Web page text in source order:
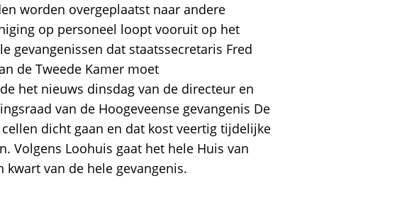
worden overgeplaatst naar andere
op personeel loopt vooruit op het
gevangenissen dat staatssecretaris Fred
de Tweede Kamer moet
het nieuws dinsdag van de directeur en
van de Hoogeveense gevangenis De
dicht gaan en dat kost veertig tijdelijke
Volgens Loohuis gaat het hele Huis van
kwart van de hele gevangenis.